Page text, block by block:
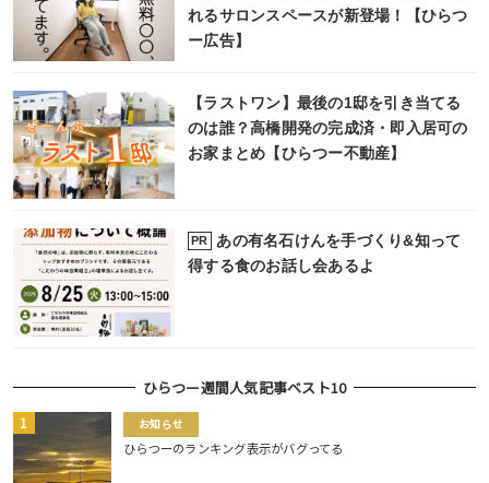
れるサロンスペースが新登場！【ひらつ
ー広告】
【ラストワン】最後の1邸を引き当てる
のは誰？高橋開発の完成済・即入居可の
お家まとめ【ひらつー不動産】
PR
あの有名石けんを手づくり&知って
得する食のお話し会あるよ
ひらつー週間人気記事ベスト10
お知らせ
ひらつーのランキング表示がバグってる